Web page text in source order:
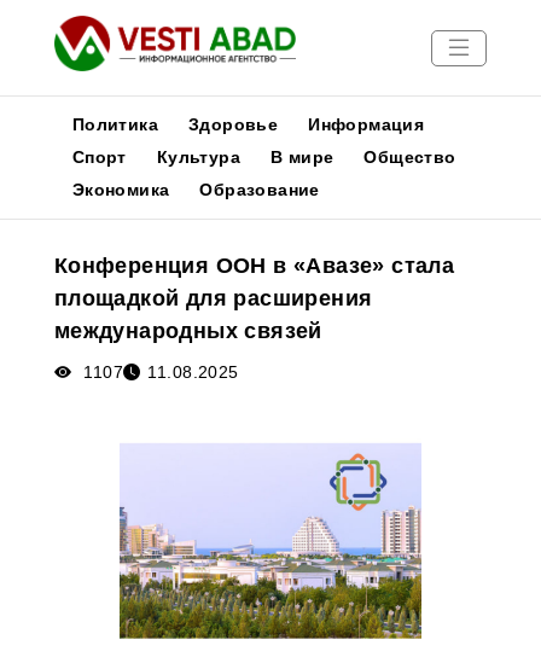
Новости
Медиа
Афиша
Политика Здоровье
Информация
Спорт
Культура В мире
Общество
Экономика
Образование
Конференция ООН в «Авазе» стала
площадкой для расширения
международных связей
1107 11.08.2025